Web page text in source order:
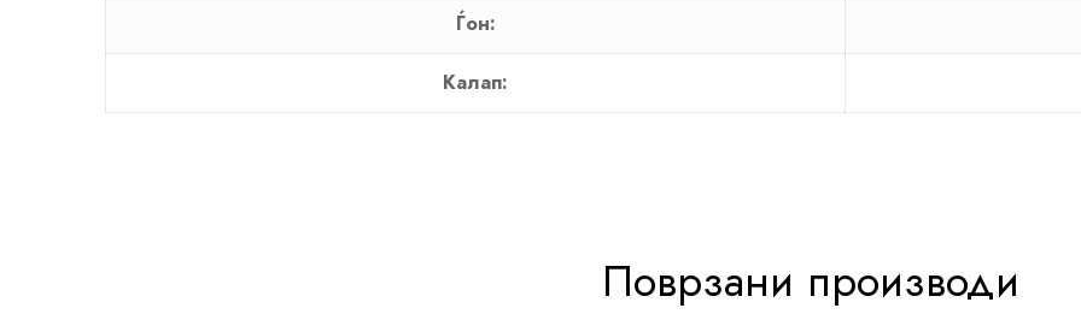
Ѓон:
Калап:
Поврзани производи